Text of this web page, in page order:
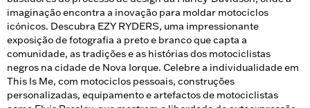
imaginação encontra a inovação para moldar motociclos
icónicos. Descubra EZY RYDERS, uma impressionante
exposição de fotografia a preto e branco que capta a
comunidade, as tradições e as histórias dos motociclistas
negros na cidade de Nova Iorque. Celebre a individualidade em
This Is Me, com motociclos pessoais, construções
personalizadas, equipamento e artefactos de motociclistas